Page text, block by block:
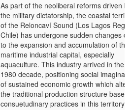
As part of the neoliberal reforms driven by
the military dictatorship, the coastal
of the Reloncaví Sound (Los Lagos
Chile) has undergone sudden changes
to the expansion and accumulation of the
maritime industrial capital, especially
aquaculture. This industry arrived in the
1980 decade, positioning social
of sustained economic growth which alter
the traditional production structure based
consuetudinary practices in this territory,